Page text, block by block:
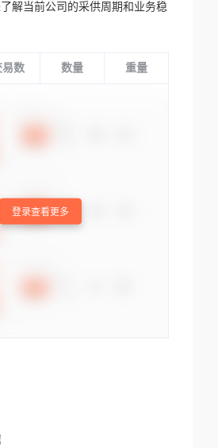
解当前公司的采供周期和业务稳
易数 数量 重量
登录查看更多